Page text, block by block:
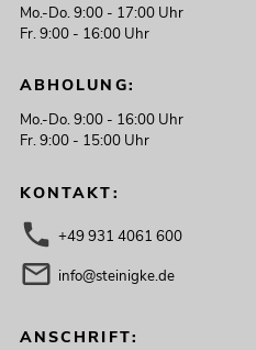
Mo.-Do. 9:00 - 17:00 Uhr
Fr. 9:00 - 16:00 Uhr
ABHOLUNG:
Mo.-Do. 9:00 - 16:00 Uhr
Fr. 9:00 - 15:00 Uhr
KONTAKT:
+49 931 4061 600
info@steinigke.de
ANSCHRIFT: